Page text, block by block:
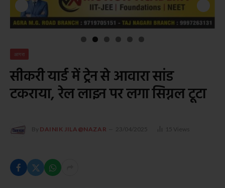
आगरा
सीकरी यार्ड में ट्रेन से आवारा सांड
टकराया, रेल लाइन पर लगा सिग्नल टूटा
By DAINIK JILA@NAZAR 23/04/2025 15 Views